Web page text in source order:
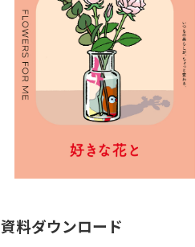
資料ダウンロード